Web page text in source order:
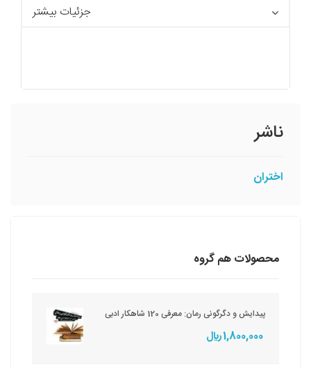
جزئیات بیشتر
ناشر
اختران
محصولات هم گروه
پیدایش و دگرگونی رمان: معرفی 120 شاهکار ادبی
1,800,000 ريال